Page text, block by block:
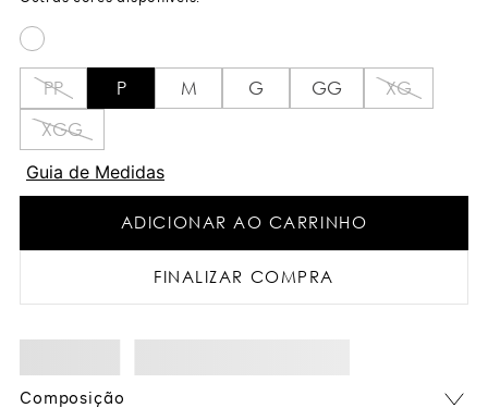
PP P M G GG
XG
XGG
Guia de Medidas
ADICIONAR AO CARRINHO
FINALIZAR COMPRA
Composição